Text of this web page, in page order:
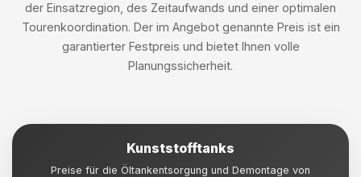
der Einsatzregion, des Zeitaufwands und einer optimalen
Tourenkoordination. Der im Angebot genannte Preis ist ein
garantierter Festpreis und bietet Ihnen volle
Planungssicherheit.
Kunststofftanks
Preise für die Öltankentsorgung und Demontage von